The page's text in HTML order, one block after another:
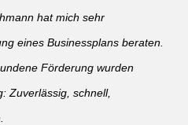
hat mich sehr
eines Businessplans beraten.
Förderung wurden
Zuverlässig, schnell,